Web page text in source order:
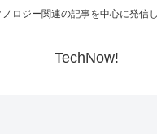
ノロジー関連の記事を中心に発信
TechNow!